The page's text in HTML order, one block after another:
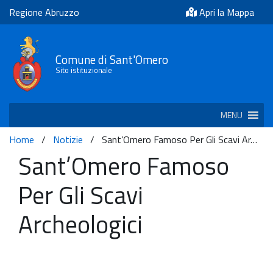
Regione Abruzzo Apri la Mappa
Comune di Sant'Omero
Sito istituzionale
MENU
Home / Notizie / Sant’Omero Famoso Per Gli Scavi Ar…
Sant’Omero Famoso
Per Gli Scavi
Archeologici